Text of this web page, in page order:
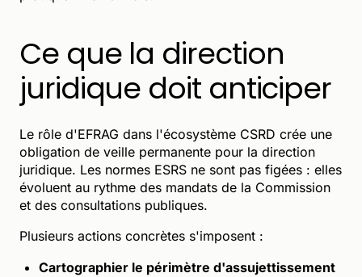
Ce que la direction
juridique doit anticiper
Le rôle d'EFRAG dans l'écosystème CSRD crée une
obligation de veille permanente pour la direction
juridique. Les normes ESRS ne sont pas figées : elles
évoluent au rythme des mandats de la Commission
et des consultations publiques.
Plusieurs actions concrètes s'imposent :
Cartographier le périmètre d'assujettissement